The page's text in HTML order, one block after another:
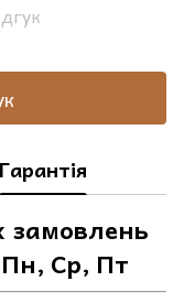
Гарантія
замовлень
Ср, Пт